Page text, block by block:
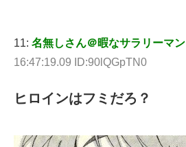
11: 名無しさん＠暇なサラリーマン
16:47:19.09 ID:90lQGpTN0
ヒロインはフミだろ？